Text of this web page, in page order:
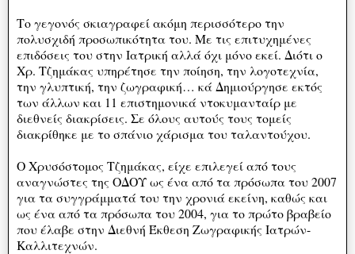
Το γεγονός σκιαγραφεί ακόμη περισσότερο την
πολυσχιδή προσωπικότητα του. Με τις επιτυχημένες
επιδόσεις του στην Ιατρική αλλά όχι μόνο εκεί. Διότι ο
Χρ. Τζημάκας υπηρέτησε την ποίηση, την λογοτεχνία,
την γλυπτική, την ζωγραφική… κά Δημιούργησε εκτός
των άλλων και 11 επιστημονικά ντοκυμανταίρ με
διεθνείς διακρίσεις. Σε όλους αυτούς τους τομείς
διακρίθηκε με το σπάνιο χάρισμα του ταλαντούχου.
Ο Χρυσόστομος Τζημάκας, είχε επιλεγεί από τους
αναγνώστες της ΟΔΟΥ ως ένα από τα πρόσωπα του 2007
για τα συγγράμματά του την χρονιά εκείνη, καθώς και
ως ένα από τα πρόσωπα του 2004, για το πρώτο βραβείο
που έλαβε στην Διεθνή Έκθεση Ζωγραφικής Ιατρών-
Καλλιτεχνών.